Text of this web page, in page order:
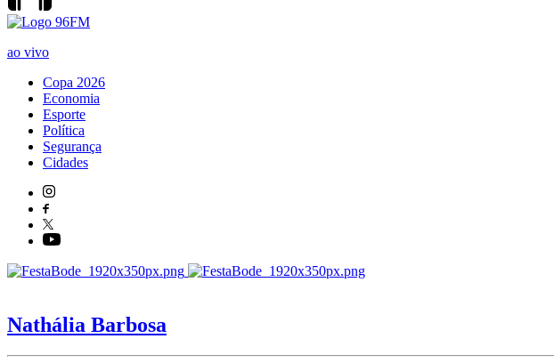
ao vivo
Copa 2026
Economia
Esporte
Política
Segurança
Cidades
Nathália Barbosa